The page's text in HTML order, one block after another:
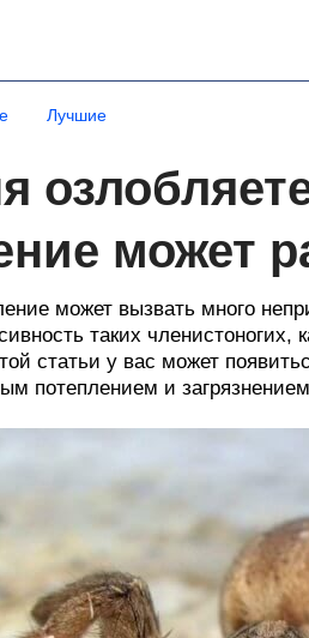
Лучшие
может
может вызвать много
таких
статьи у вас может
потеплением и